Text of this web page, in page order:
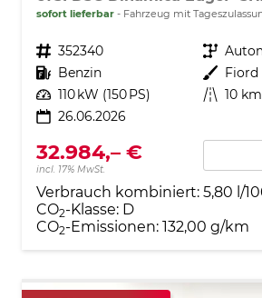
sofort lieferbar Fahrzeug mit
Fahrzeugnr. 352340 Getriebe
Kraftstoff Benzin Außenfarbe Fiord
Leistung 110 kW (150 PS) Kilometerstand 10 km
26.06.2026
32.984,– €
incl. 17% MwSt.
Verbrauch kombiniert: 5,80 l/
CO2-Klasse: D
CO2-Emissionen: 132,00 g/km